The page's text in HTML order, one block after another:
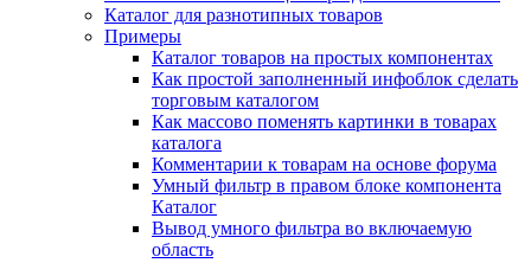
Каталог для разнотипных товаров
Примеры
Каталог товаров на простых компонентах
Как простой заполненный инфоблок сделать
торговым каталогом
Как массово поменять картинки в товарах
каталога
Комментарии к товарам на основе форума
Умный фильтр в правом блоке компонента
Каталог
Вывод умного фильтра во включаемую
область